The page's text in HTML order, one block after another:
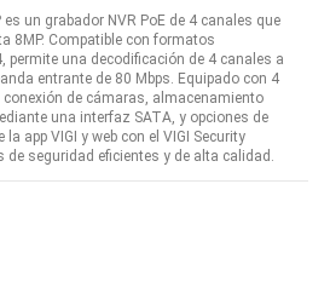
es un grabador NVR PoE de 4 canales que
8MP. Compatible con formatos
permite una decodificación de 4 canales a
entrante de 80 Mbps. Equipado con 4
de cámaras, almacenamiento
una interfaz SATA, y opciones de
app VIGI y web con el VIGI Security
de seguridad eficientes y de alta calidad.